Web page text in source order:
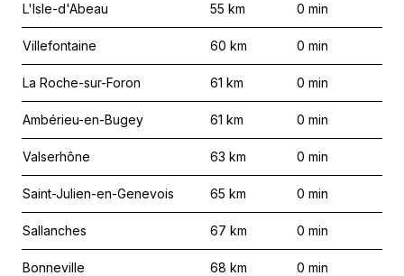
L'Isle-d'Abeau 55 km 0 min
Villefontaine 60 km 0 min
La Roche-sur-Foron 61 km 0 min
Ambérieu-en-Bugey 61 km 0 min
Valserhône 63 km 0 min
Saint-Julien-en-Genevois 65 km 0 min
Sallanches 67 km 0 min
Bonneville 68 km 0 min